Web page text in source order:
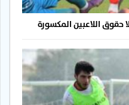
حقوق اللاعبين المكسورة